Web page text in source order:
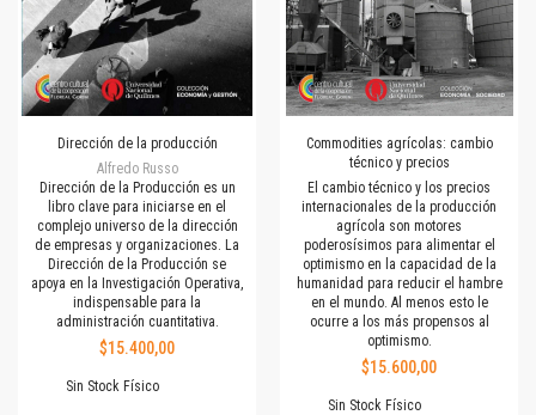
Dirección de la producción
Alfredo Russo
Dirección de la Producción es un
libro clave para iniciarse en el
complejo universo de la dirección
de empresas y organizaciones. La
Dirección de la Producción se
apoya en la Investigación Operativa,
indispensable para la
administración cuantitativa.
$15.400,00
Sin Stock Físico
Commodities agrícolas: cambio
técnico y precios
El cambio técnico y los precios
internacionales de la producción
agrícola son motores
poderosísimos para alimentar el
optimismo en la capacidad de la
humanidad para reducir el hambre
en el mundo. Al menos esto le
ocurre a los más propensos al
optimismo.
$15.600,00
Sin Stock Físico